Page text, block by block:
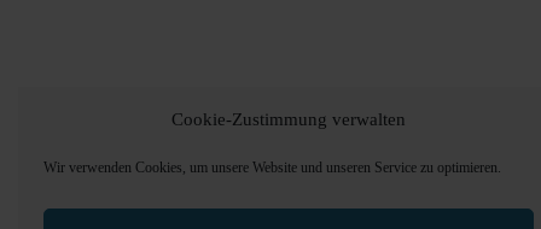
Cookie-Zustimmung verwalten
Wir verwenden Cookies, um unsere Website und unseren Service zu optimieren.